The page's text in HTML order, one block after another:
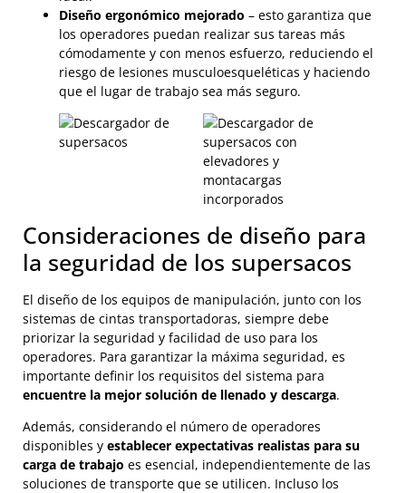
Diseño ergonómico mejorado – esto garantiza que
los operadores puedan realizar sus tareas más
cómodamente y con menos esfuerzo, reduciendo el
riesgo de lesiones musculoesqueléticas y haciendo
que el lugar de trabajo sea más seguro.
Consideraciones de diseño para
la seguridad de los supersacos
El diseño de los equipos de manipulación, junto con los
sistemas de cintas transportadoras, siempre debe
priorizar la seguridad y facilidad de uso para los
operadores. Para garantizar la máxima seguridad, es
importante definir los requisitos del sistema para
encuentre la mejor solución de llenado y descarga.
Además, considerando el número de operadores
disponibles y establecer expectativas realistas para su
carga de trabajo es esencial, independientemente de las
soluciones de transporte que se utilicen. Incluso los